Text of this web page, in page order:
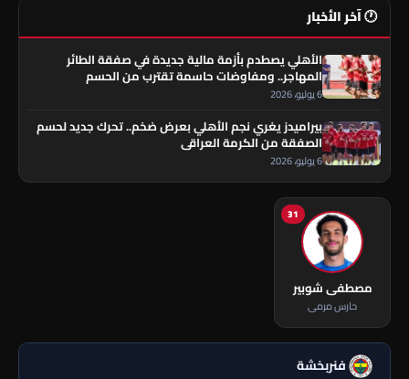
🕐 آخر الأخبار
الأهلي يصطدم بأزمة مالية جديدة في صفقة الطائر
المهاجر.. ومفاوضات حاسمة تقترب من الحسم
6 يوليو، 2026
بيراميدز يغري نجم الأهلي بعرض ضخم.. تحرك جديد لحسم
الصفقة من الكرمة العراقي
6 يوليو، 2026
31
مصطفى شوبير
حارس مرمى
فنربخشة